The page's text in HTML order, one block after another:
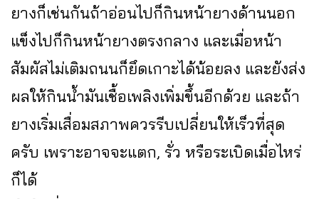
ยางก็เช่นกันถ้าอ่อนไปก็กินหน้ายางด้านนอก
แข็งไปก็กินหน้ายางตรงกลาง และเมื่อหน้า
สัมผัสไม่เติมถนนก็ยึดเกาะได้น้อยลง และยังส่ง
ผลให้กินน้ำมันเชื้อเพลิงเพิ่มขึ้นอีกด้วย และถ้า
ยางเริ่มเสื่อมสภาพควรรีบเปลี่ยนให้เร็วที่สุด
ครับ เพราะอาจจะแตก, รั่ว หรือระเบิดเมื่อไหร่
ก็ได้